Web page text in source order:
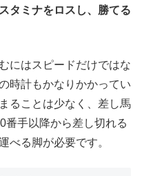
タミナをロスし、勝てる
にはスピードだけではな
時計もかなりかかってい
ることは少なく、差し馬
番手以降から差し切れる
べる脚が必要です。